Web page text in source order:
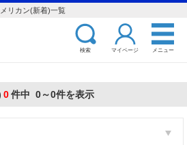
リカン(新着)一覧
検索 マイページ メニュー
0件中 0～0件を表示